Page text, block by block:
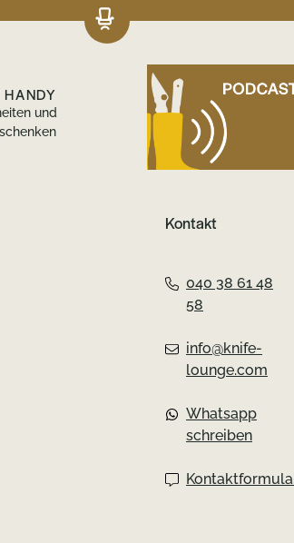
und
Kontakt
040 38 61 48
58
info@knife-
lounge.com
Whatsapp
schreiben